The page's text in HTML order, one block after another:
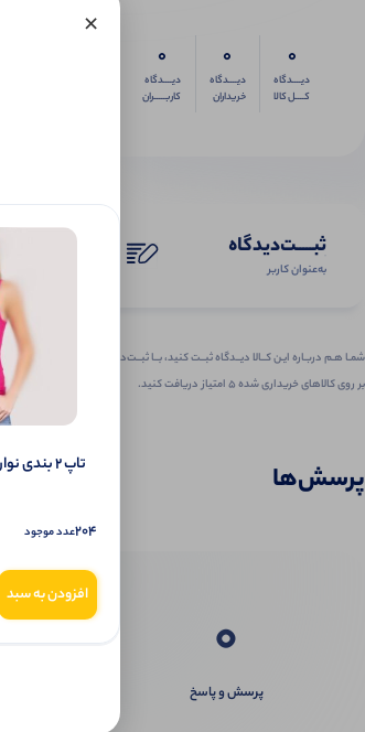
0
دیــــدگاه
کــــل کالا
0
دیــــدگاه
خریداران
0
دیــــدگاه
کاربـــــران
ثبـــــت‌دیدگاه
به‌عنوان کاربر
شمـا هـم دربـاره ایـن کــالا دیــدگاه ثبــت کنید، بــا ثبــت‌دیـدگاه
بر روی کالاهای خریداری شده ۵ امتیاز دریافت کنید.
پرسش‌ها
0
پرسش و پاسخ
×
204عدد موجود
افزودن به سبد